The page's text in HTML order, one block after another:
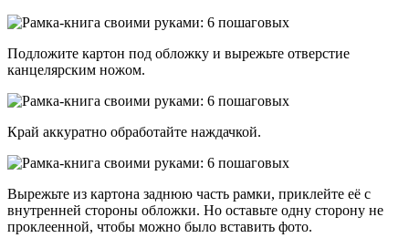
Подложите картон под обложку и вырежьте отверстие
канцелярским ножом.
Край аккуратно обработайте наждачкой.
Вырежьте из картона заднюю часть рамки, приклейте её с
внутренней стороны обложки. Но оставьте одну сторону не
проклеенной, чтобы можно было вставить фото.